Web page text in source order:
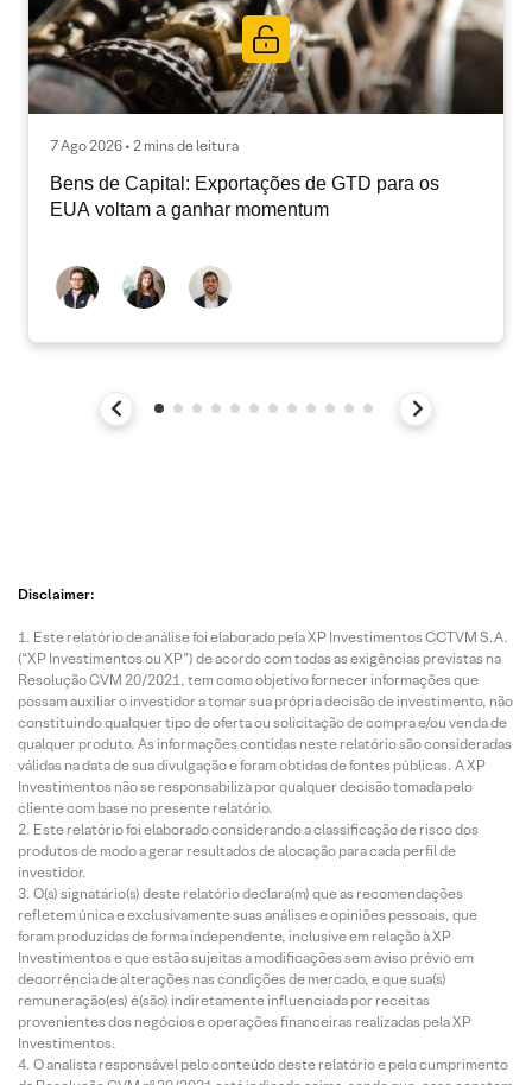
7 Ago 2026 • 2 mins de leitura
Bens de Capital: Exportações de GTD para os
EUA voltam a ganhar momentum
Disclaimer:
Este relatório de análise foi elaborado pela XP Investimentos CCTVM S.A.
(“XP Investimentos ou XP”) de acordo com todas as exigências previstas na
Resolução CVM 20/2021, tem como objetivo fornecer informações que
possam auxiliar o investidor a tomar sua própria decisão de investimento, não
constituindo qualquer tipo de oferta ou solicitação de compra e/ou venda de
qualquer produto. As informações contidas neste relatório são consideradas
válidas na data de sua divulgação e foram obtidas de fontes públicas. A XP
Investimentos não se responsabiliza por qualquer decisão tomada pelo
cliente com base no presente relatório.
Este relatório foi elaborado considerando a classificação de risco dos
produtos de modo a gerar resultados de alocação para cada perfil de
investidor.
O(s) signatário(s) deste relatório declara(m) que as recomendações
refletem única e exclusivamente suas análises e opiniões pessoais, que
foram produzidas de forma independente, inclusive em relação à XP
Investimentos e que estão sujeitas a modificações sem aviso prévio em
decorrência de alterações nas condições de mercado, e que sua(s)
remuneração(es) é(são) indiretamente influenciada por receitas
provenientes dos negócios e operações financeiras realizadas pela XP
Investimentos.
O analista responsável pelo conteúdo deste relatório e pelo cumprimento